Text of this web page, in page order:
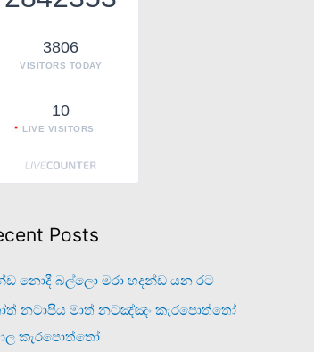
3806
VISITORS TODAY
10
LIVE VISITORS
Posts
නොදී බල්ලො මරා හදන්ඩ යන රට
නටාපිය මාත් නටඤ්ඤං කැරපොත්තෝ
කැරපොත්තෝ